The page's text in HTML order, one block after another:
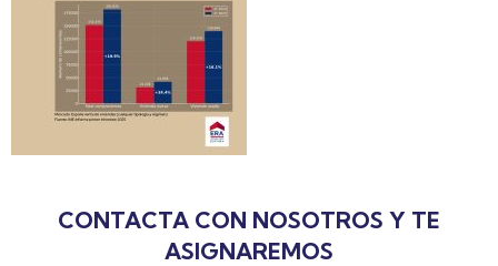
CONTACTA CON NOSOTROS Y TE
ASIGNAREMOS